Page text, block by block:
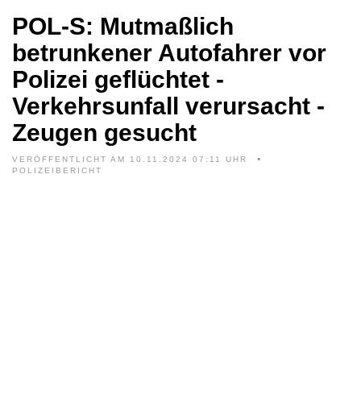
POL-S: Mutmaßlich
betrunkener Autofahrer vor
Polizei geflüchtet -
Verkehrsunfall verursacht -
Zeugen gesucht
VERÖFFENTLICHT AM 10.11.2024 07:11 UHR
POLIZEIBERICHT